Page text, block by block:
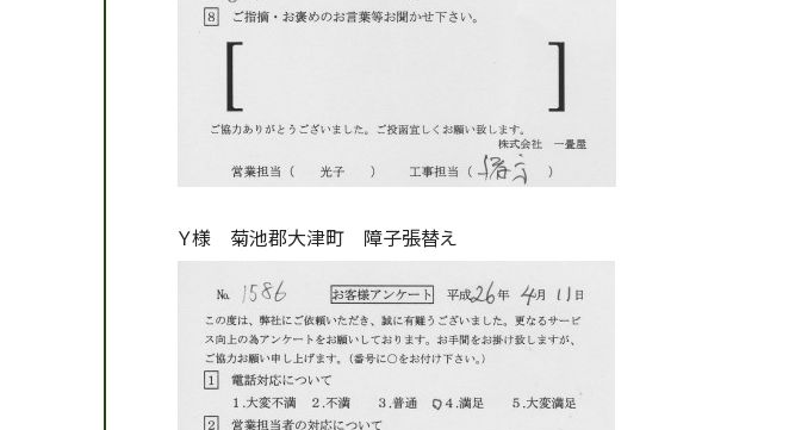
Ｙ様 菊池郡大津町 障子張替え